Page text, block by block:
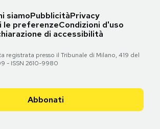
siamoPubblicitàPrivacy
le preferenzeCondizioni d'uso
di accessibilità
registrata presso il Tribunale di Milano, 419 del
- ISSN 2610-9980
Abbonati